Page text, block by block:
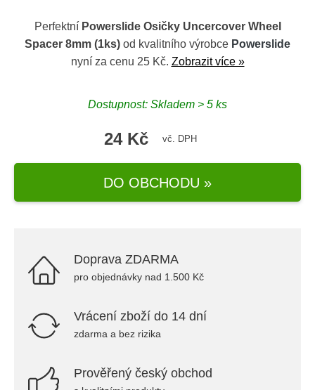
Perfektní Powerslide Osičky Uncercover Wheel
Spacer 8mm (1ks) od kvalitního výrobce Powerslide
nyní za cenu 25 Kč. Zobrazit více »
Dostupnost: Skladem > 5 ks
24 Kč vč. DPH
DO OBCHODU »
Doprava ZDARMA
pro objednávky nad 1.500 Kč
Vrácení zboží do 14 dní
zdarma a bez rizika
Prověřený český obchod